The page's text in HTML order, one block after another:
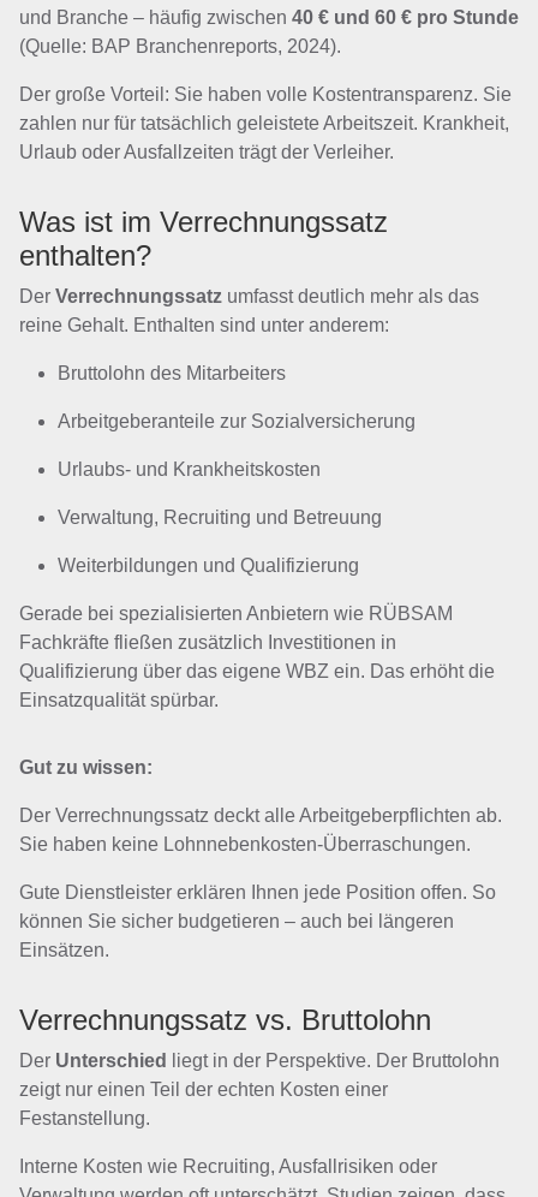
und Branche – häufig zwischen 40 € und 60 € pro Stunde
(Quelle: BAP Branchenreports, 2024).
Der große Vorteil: Sie haben volle Kostentransparenz. Sie
zahlen nur für tatsächlich geleistete Arbeitszeit. Krankheit,
Urlaub oder Ausfallzeiten trägt der Verleiher.
Was ist im Verrechnungssatz
enthalten?
Der Verrechnungssatz umfasst deutlich mehr als das
reine Gehalt. Enthalten sind unter anderem:
Bruttolohn des Mitarbeiters
Arbeitgeberanteile zur Sozialversicherung
Urlaubs- und Krankheitskosten
Verwaltung, Recruiting und Betreuung
Weiterbildungen und Qualifizierung
Gerade bei spezialisierten Anbietern wie RÜBSAM
Fachkräfte fließen zusätzlich Investitionen in
Qualifizierung über das eigene WBZ ein. Das erhöht die
Einsatzqualität spürbar.
Gut zu wissen:
Der Verrechnungssatz deckt alle Arbeitgeberpflichten ab.
Sie haben keine Lohnnebenkosten-Überraschungen.
Gute Dienstleister erklären Ihnen jede Position offen. So
können Sie sicher budgetieren – auch bei längeren
Einsätzen.
Verrechnungssatz vs. Bruttolohn
Der Unterschied
liegt in der Perspektive. Der Bruttolohn
zeigt nur einen Teil der echten Kosten einer
Festanstellung.
Interne Kosten wie Recruiting, Ausfallrisiken oder